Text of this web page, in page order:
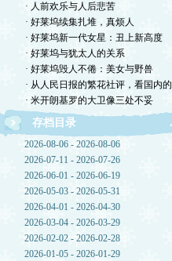
· 人前欢乐与人后悲苦
· 好莱坞续集扎堆，真烦人
· 好莱坞新一代女星：丑上新高度
· 好莱坞与犹太人的关系
· 好莱坞毁人不倦：美女与野兽
· 从人民日报的繁花社评，看国内的
· 米开朗基罗的大卫像三处不妥
存档目录
2026-08-06 - 2026-08-06
2026-07-11 - 2026-07-26
2026-06-01 - 2026-06-19
2026-05-03 - 2026-05-31
2026-04-01 - 2026-04-30
2026-03-04 - 2026-03-29
2026-02-02 - 2026-02-28
2026-01-05 - 2026-01-29